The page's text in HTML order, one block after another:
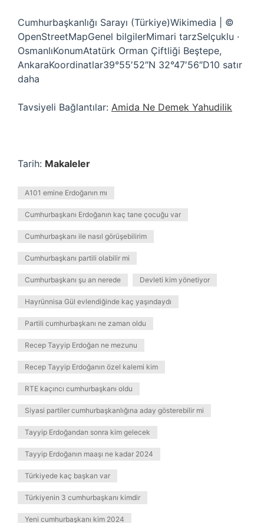
Cumhurbaşkanlığı Sarayı (Türkiye)Wikimedia | ©
OpenStreetMapGenel bilgilerMimari tarzSelçuklu ·
OsmanlıKonumAtatürk Orman Çiftliği Beştepe,
AnkaraKoordinatlar39°55′52″N 32°47′56″D10 satır
daha
Tavsiyeli Bağlantılar: Amida Ne Demek Yahudilik
Tarih: Makaleler
A101 emine Erdoğanın mı
Cumhurbaşkanı Erdoğanın kaç tane çocuğu var
Cumhurbaşkanı ile nasıl görüşebilirim
Cumhurbaşkanı partili olabilir mi
Cumhurbaşkanı şu an nerede Devleti kim yönetiyor
Hayrünnisa Gül evlendiğinde kaç yaşındaydı
Partili cumhurbaşkanı ne zaman oldu
Recep Tayyip Erdoğan ne mezunu
Recep Tayyip Erdoğanın özel kalemi kim
RTE kaçıncı cumhurbaşkanı oldu
Siyasi partiler cumhurbaşkanlığına aday gösterebilir mi
Tayyip Erdoğandan sonra kim gelecek
Tayyip Erdoğanın maaşı ne kadar 2024
Türkiyede kaç başkan var
Türkiyenin 3 cumhurbaşkanı kimdir
Yeni cumhurbaşkanı kim 2024